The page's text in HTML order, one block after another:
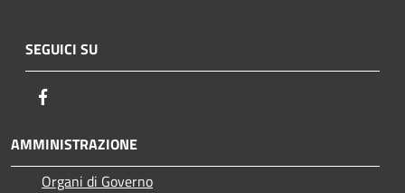
SEGUICI SU
AMMINISTRAZIONE
Organi di Governo